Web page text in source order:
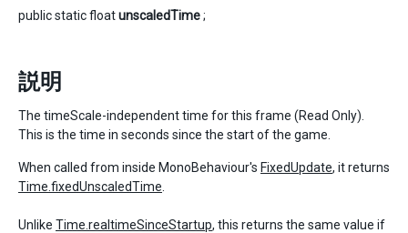
public static floatunscaledTime;
説明
The timeScale-independent time for this frame (Read Only).
This is the time in seconds since the start of the game.
When called from inside MonoBehaviour's FixedUpdate, it returns
Time.fixedUnscaledTime
Unlike Time.realtimeSinceStartup, this returns the same value if